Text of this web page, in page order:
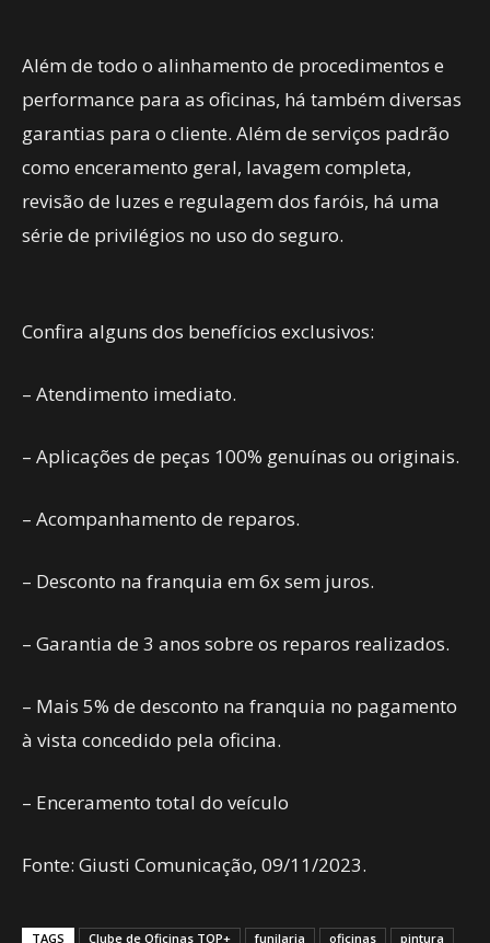
Além de todo o alinhamento de procedimentos e
performance para as oficinas, há também diversas
garantias para o cliente. Além de serviços padrão
como enceramento geral, lavagem completa,
revisão de luzes e regulagem dos faróis, há uma
série de privilégios no uso do seguro.
Confira alguns dos benefícios exclusivos:
– Atendimento imediato.
– Aplicações de peças 100% genuínas ou originais.
– Acompanhamento de reparos.
– Desconto na franquia em 6x sem juros.
– Garantia de 3 anos sobre os reparos realizados.
– Mais 5% de desconto na franquia no pagamento
à vista concedido pela oficina.
– Enceramento total do veículo
Fonte: Giusti Comunicação, 09/11/2023.
TAGS Clube de Oficinas TOP+ funilaria oficinas pintura